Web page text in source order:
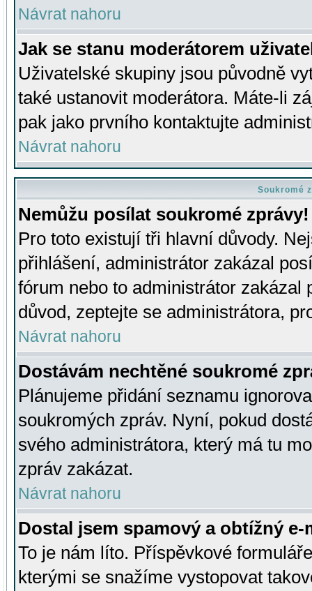
Návrat nahoru
Jak se stanu moderátorem
Uživatelské skupiny jsou původně
také ustanovit moderátora. Máte-li
pak jako prvního kontaktujte
Návrat nahoru
Soukromé
Nemůžu posílat soukromé zprávy!
Pro toto existují tři hlavní důvody.
přihlášení, administrátor zakázal
fórum nebo to administrátor zakázal
důvod, zeptejte se administrátora,
Návrat nahoru
Dostávám nechtěné soukromé
Plánujeme přidání seznamu
soukromých zpráv. Nyní, pokud
svého administrátora, který má tu
zpráv zakázat.
Návrat nahoru
Dostal jsem spamový a obtížný
To je nám líto. Příspěvkové
kterými se snažíme vystopovat